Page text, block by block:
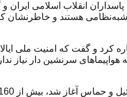
علیه نیروی قدس سپاه پاسداران
هستند و خاطرنشان
جاری بین اسرائیل و حماس اشاره کرد و گفت
سرنشین دار نیاز